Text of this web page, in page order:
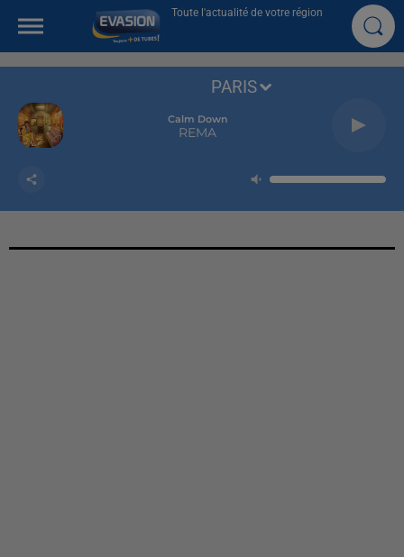
Toute l'actualité de votre région
Calm Down
REMA
PARIS